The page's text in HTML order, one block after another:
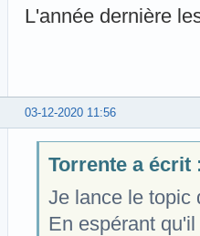
L'année dernière
03-12-2020 11:56
Torrente a écrit
Je lance le topic
En espérant